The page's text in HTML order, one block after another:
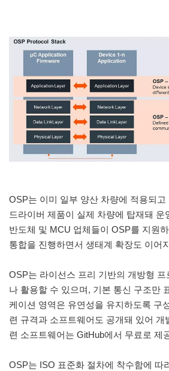
OSP는 이미 일부 양산 차량에 적용되고
드라이버 제품이 실제 차량에 탑재돼 운
반도체 및 MCU 업체들이 OSP를 지원
통합을 진행하면서 생태계 확장도 이어
OSP는 라이선스 프리 기반의 개방형
나 활용할 수 있으며, 기본 통신 구조만
케이션 영역은 유연성을 유지하도록 구
련 규격과 소프트웨어도 공개돼 있어 개
련 소프트웨어는 GitHub에서 무료로 제
OSP는 ISO 표준화 절차에 착수함에 따